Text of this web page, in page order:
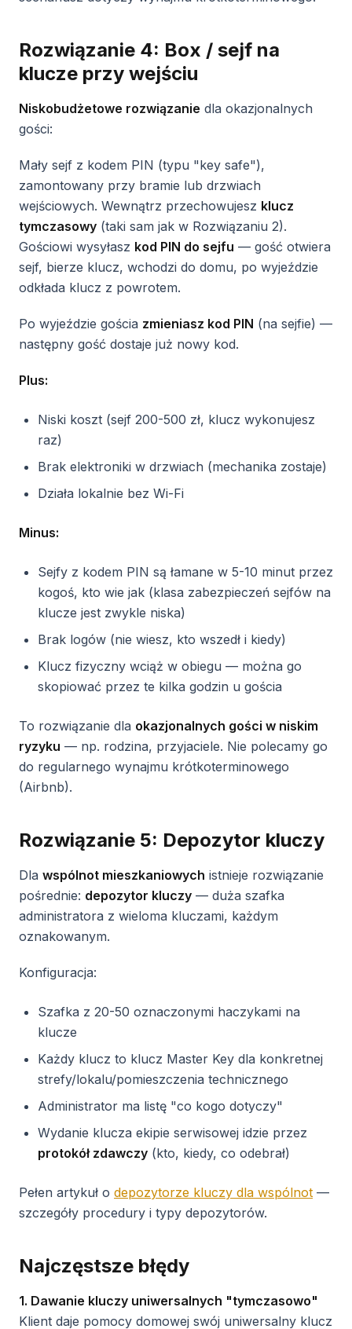
Rozwiązanie 4: Box / sejf na
klucze przy wejściu
Niskobudżetowe rozwiązanie dla okazjonalnych
gości:
Mały sejf z kodem PIN (typu "key safe"),
zamontowany przy bramie lub drzwiach
wejściowych. Wewnątrz przechowujesz klucz
tymczasowy (taki sam jak w Rozwiązaniu 2).
Gościowi wysyłasz kod PIN do sejfu — gość otwiera
sejf, bierze klucz, wchodzi do domu, po wyjeździe
odkłada klucz z powrotem.
Po wyjeździe gościa zmieniasz kod PIN (na sejfie) —
następny gość dostaje już nowy kod.
Plus:
Niski koszt (sejf 200-500 zł, klucz wykonujesz
raz)
Brak elektroniki w drzwiach (mechanika zostaje)
Działa lokalnie bez Wi-Fi
Minus:
Sejfy z kodem PIN są łamane w 5-10 minut przez
kogoś, kto wie jak (klasa zabezpieczeń sejfów na
klucze jest zwykle niska)
Brak logów (nie wiesz, kto wszedł i kiedy)
Klucz fizyczny wciąż w obiegu — można go
skopiować przez te kilka godzin u gościa
To rozwiązanie dla okazjonalnych gości w niskim
ryzyku — np. rodzina, przyjaciele. Nie polecamy go
do regularnego wynajmu krótkoterminowego
(Airbnb).
Rozwiązanie 5: Depozytor kluczy
Dla wspólnot mieszkaniowych istnieje rozwiązanie
pośrednie: depozytor kluczy — duża szafka
administratora z wieloma kluczami, każdym
oznakowanym.
Konfiguracja:
Szafka z 20-50 oznaczonymi haczykami na
klucze
Każdy klucz to klucz Master Key dla konkretnej
strefy/lokalu/pomieszczenia technicznego
Administrator ma listę "co kogo dotyczy"
Wydanie klucza ekipie serwisowej idzie przez
protokół zdawczy (kto, kiedy, co odebrał)
Pełen artykuł o depozytorze kluczy dla wspólnot —
szczegóły procedury i typy depozytorów.
Najczęstsze błędy
1. Dawanie kluczy uniwersalnych "tymczasowo"
Klient daje pomocy domowej swój uniwersalny klucz